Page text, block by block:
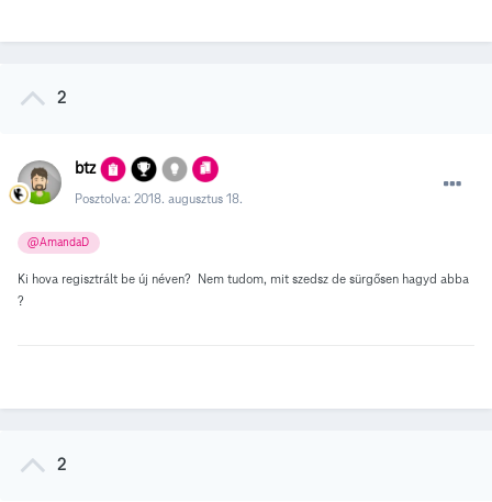
2
btz
Posztolva: 2018. augusztus 18.
@AmandaD
Ki hova regisztrált be új néven? Nem tudom, mit szedsz de sürgősen hagyd abba
?
2